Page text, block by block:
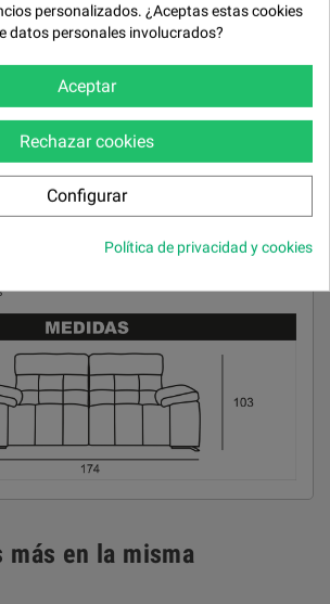
asiento
respaldo
siliconada 100%, desenfundable
más en la misma
personalizados. ¿Aceptas estas cookies
datos personales involucrados?
Aceptar
Rechazar cookies
Configurar
Política de privacidad y cookies